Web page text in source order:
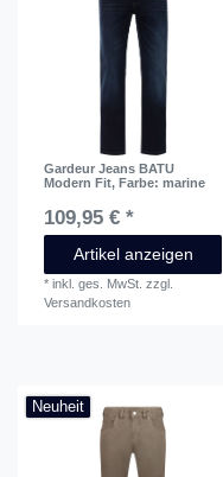
Gardeur Jeans BATU
Modern Fit, Farbe: marine
109,95 € *
Artikel anzeigen
*inkl. ges. MwSt. zzgl.
Versandkosten
Neuheit